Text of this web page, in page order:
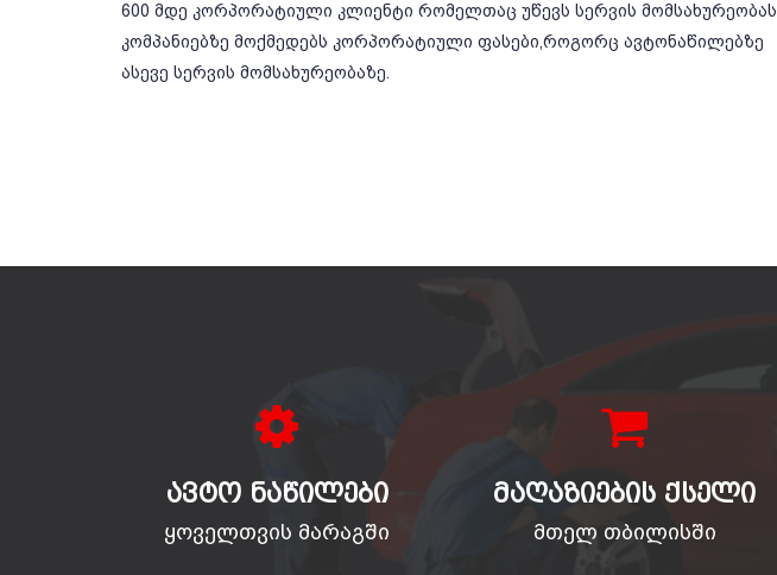
600 მდე კორპორატიული კლიენტი რომელთაც უწევს სერვის მომსახურეობას.
კომპანიებზე მოქმედებს კორპორატიული ფასები,როგორც ავტონაწილებზე
ასევე სერვის მომსახურეობაზე.
ᲐᲕᲢᲝ ᲜᲐᲬᲘᲚᲔᲑᲘ
ყოველთვის მარაგში
ᲛᲐᲦᲐᲖᲘᲔᲑᲘᲡ ᲥᲡᲔᲚᲘ
მთელ თბილისში